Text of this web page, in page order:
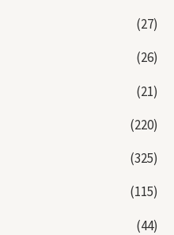
(27)
(26)
(21)
(220)
(325)
(115)
(44)